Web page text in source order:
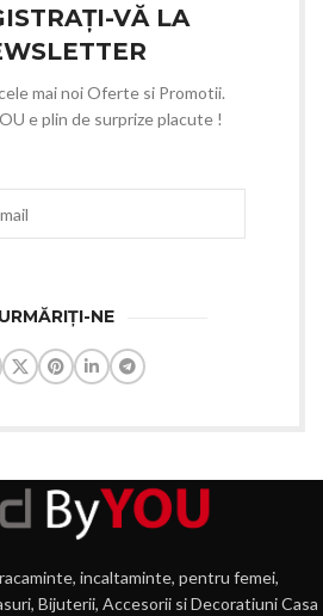
VĂ LA
mai noi Oferte si Promotii.
e plin de surprize placute !
URMĂRIȚI-NE
incaltaminte, pentru femei,
Bijuterii, Accesorii si Decoratiuni Casa